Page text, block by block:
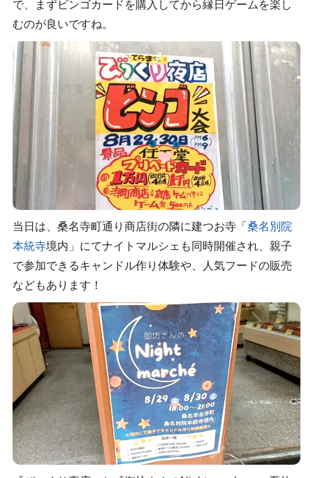
で、まずビンゴカードを購入してから縁日ゲームを楽し
むのが良いですね。
当日は、桑名寺町通り商店街の隣に建つお寺「 桑名別院
本統寺境内」にてナイトマルシェも同時開催され、親子
で参加できるキャンドル作り体験や、人気フードの販売
などもあります！